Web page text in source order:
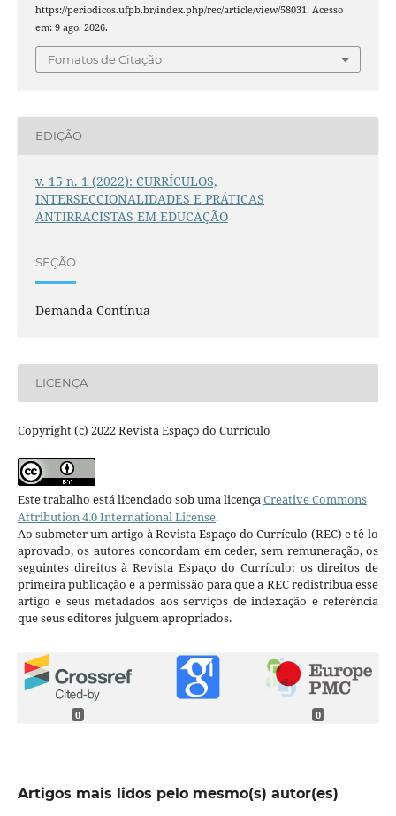
https://periodicos.ufpb.br/index.php/rec/article/view/58031. Acesso
em: 9 ago. 2026.
Fomatos de Citação
EDIÇÃO
v. 15 n. 1 (2022): CURRÍCULOS,
INTERSECCIONALIDADES E PRÁTICAS
ANTIRRACISTAS EM EDUCAÇÃO
SEÇÃO
Demanda Contínua
LICENÇA
Copyright (c) 2022 Revista Espaço do Currículo
Este trabalho está licenciado sob uma licençaCreative Commons
Attribution 4.0 International License.
Ao submeter um artigo à Revista Espaço do Currículo (REC) e tê-lo
aprovado, os autores concordam em ceder, sem remuneração, os
seguintes direitos à Revista Espaço do Currículo: os direitos de
primeira publicação e a permissão para que a REC redistribua esse
artigo e seus metadados aos serviços de indexação e referência
que seus editores julguem apropriados.
0 0
Artigos mais lidos pelo mesmo(s) autor(es)